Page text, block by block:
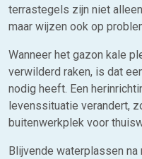
terrastegels zijn niet
maar wijzen ook op
Wanneer het gazon kale
verwilderd raken, is dat
nodig heeft. Een
levenssituatie verandert,
buitenwerkplek voor
Blijvende waterplassen